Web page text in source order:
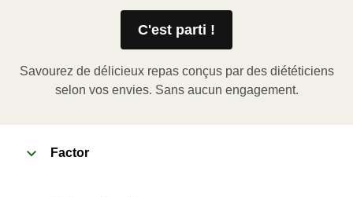
Magnetron (800W):
Verwijder de kartonnen sleeve en prik enkele gaatjes
in de folie. Plaats het bakje in de magnetron en
verwarm de maaltijd gedurende 3,5 minuten. Laat de
maaltijd daarna nog 1 minuut rusten voor het
C'est parti !
Savourez de délicieux repas conçus par des diététiciens
selon vos envies. Sans aucun engagement.
Factor